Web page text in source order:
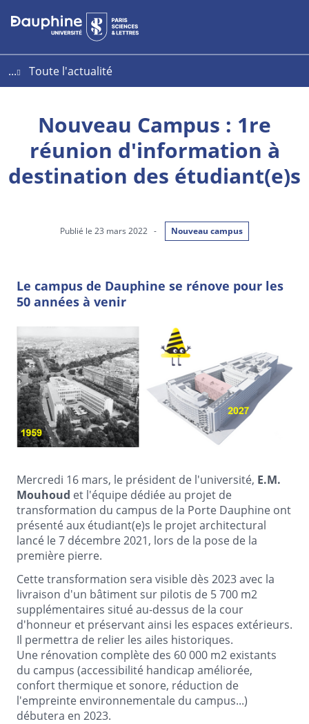
Aller
au
Aller
au
Plan
du
...
Toute l'actualité
Nouveau Campus : 1re
réunion d'information à
destination des étudiant(e)s
Publié le 23 mars 2022 - Nouveau campus
Le campus de Dauphine se rénove pour les
50 années à venir
Mercredi 16 mars, le président de l'université, E.M.
Mouhoud et l'équipe dédiée au projet de
transformation du campus de la Porte Dauphine ont
présenté aux étudiant(e)s le projet architectural
lancé le 7 décembre 2021, lors de la pose de la
première pierre.
Cette transformation sera visible dès 2023 avec la
livraison d'un bâtiment sur pilotis de 5 700 m2
supplémentaires situé au-dessus de la cour
d'honneur et préservant ainsi les espaces extérieurs.
Il permettra de relier les ailes historiques.
Une rénovation complète des 60 000 m2 existants
du campus (accessibilité handicap améliorée,
confort thermique et sonore, réduction de
l'empreinte environnementale du campus...)
débutera en 2023.